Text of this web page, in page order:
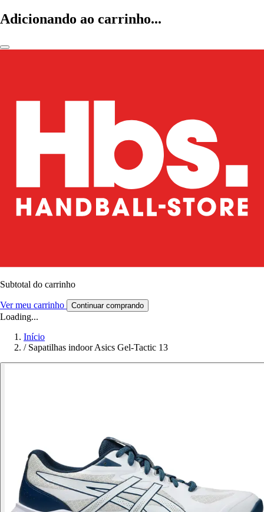
Adicionando ao carrinho...
Subtotal do carrinho
Ver meu carrinho Continuar comprando
Loading...
Início
/ Sapatilhas indoor Asics Gel-Tactic 13